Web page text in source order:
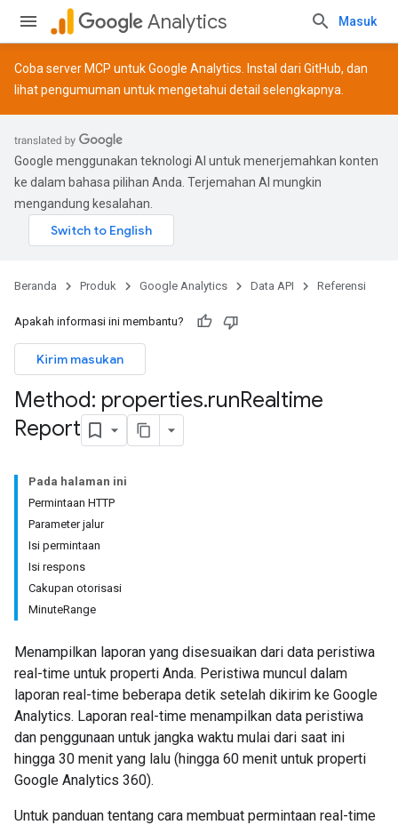
Analytics Masuk
Coba server MCP untuk Google Analytics. Instal dari GitHub, dan
lihatpengumuman untuk mengetahui detail selengkapnya.
Google menggunakan teknologi AI untuk menerjemahkan konten
ke dalam bahasa pilihan Anda. Terjemahan AI mungkin
mengandung kesalahan.
Beranda Produk Google Analytics Data API Referensi
Apakah informasi ini membantu?
Kirim masukan
Method: properties.runRealtime
Report
Pada halaman ini
Permintaan HTTP
Parameter jalur
Isi permintaan
Isi respons
Cakupan otorisasi
MinuteRange
Menampilkan laporan yang disesuaikan dari data peristiwa
real-time untuk properti Anda. Peristiwa muncul dalam
laporan real-time beberapa detik setelah dikirim ke Google
Analytics. Laporan real-time menampilkan data peristiwa
dan penggunaan untuk jangka waktu mulai dari saat ini
hingga 30 menit yang lalu (hingga 60 menit untuk properti
Google Analytics 360).
Untuk panduan tentang cara membuat permintaan real-time